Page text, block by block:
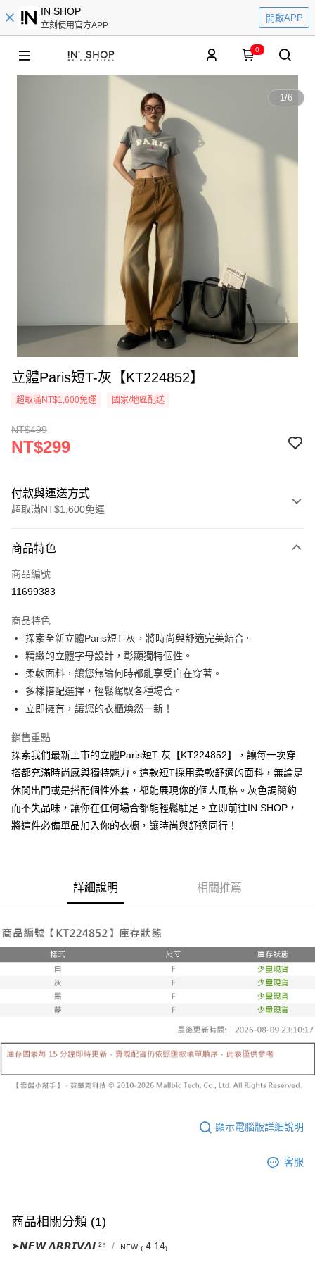
IN SHOP
立刻使用官方APP
開啟APP
0
1/6
立體Paris短T-灰【KT224852】
超取滿NT$1,600免運 國家/地區配送
NT$499
NT$299
付款與運送方式
超取滿NT$1,600免運
信用卡一次付款
超商取貨付款
Apple Pay
街口支付
Google Pay
大哥付你分期
相關說明
1.本服務由台灣大哥大提供，台灣大哥大用戶可立即使用無須另外申請。
2.付款方式選擇「大哥付你分期」，訂單成立後會自動跳轉到大哥付的交易
流程，驗證手機門號後，選擇欲分期的期數、繳款截止日，確認付款後即完
成交易。
3.實際核准額度、可分期數及費用金額請依後續交易確認頁面所載為準。
4.訂單成立30分鐘內，如未前往確認交易或遇審核未通過，訂單將自動取
【注意事項】
1.本服務係由「台灣大哥大股份有限公司」（以下簡稱本公司）所提供，讓
用戶於交易時，得透過本服務購買商品或服務，並由商店將買賣／分期付款
買賣價金債權讓與本公司後，依約使用本公司帳單繳交帳款。
2.基於同意付款使用「大哥付你分期」之契約關係目的，商店將以您的個人
資料（包含姓名、電話或地址）提供予台灣大哥大進項蒐集、處理及利用，
由本公司與您本人進行分期帳單所需資料之確認、核對及更正。
https://oppay.tw/userRule
AFTEE先享後付
相關說明
【關於「AFTEE先享後付」】
AFTEE先享後付是「在收到商品之後才付款」的支付方式。 讓您購物簡單
便利好安心！
１．簡單：不需註冊會員、不需綁卡、不需儲值。
１．於結帳方式選擇「AFTEE先享後付」後，將跳轉至「AFTEE先享後付」
結帳頁面，進行簡訊認證並確認金額後，即可完成結帳。
３．收到繳費通知簡訊後14天內，點擊此簡訊中的連結，可透過四大超商／
※ 請注意：結帳手續完成當下不需立刻繳費，但若您需要取消訂單，請聯絡
購買商品的店家。未經商家同意取消之訂單仍視為有效，需透過AFTEE先享
後付繳納相關費用。
※ 交易是否成功請以「AFTEE先享後付 」之結帳頁面顯示為準，若有關於
是否繳費成功／繳費後需取消欲退款等相關疑問，請聯繫「AFTEE先享後付
【注意事項】
１．透過由恩沛科技股份有限公司提供之「AFTEE先享後付」服務完成之交
權轉讓予恩沛科技股份有限公司。
３．未成年的使用者請事先徵得法定代理人或監護人之同意方可使用
「AFTEE先享後付」，若未經同意申辦者引起之損失，本公司不負相關責
４．使用「AFTEE先享後付」時，將依據個別帳號之用戶狀況，依本公司即
時審查核予不同之上限額度；若仍有額度不足之情形，本公司將視審查結果
付款後全家取貨
已關閉，請勿下單
每筆NT$10,000
已關閉，請勿下單(付取)
每筆NT$10,000
每筆NT$60，滿NT$1,800(含以上)免運費
付款後7-11取貨
商品特色
商品編號
11699383
商品特色
探索全新立體Paris短T-灰，將時尚與舒適完美結合。
精緻的立體字母設計，彰顯獨特個性。
柔軟面料，讓您無論何時都能享受自在穿著。
多樣搭配選擇，輕鬆駕馭各種場合。
立即擁有，讓您的衣櫃煥然一新！
銷售重點
探索我們最新上市的立體Paris短T-灰【KT224852】，讓每一次穿
搭都充滿時尚感與獨特魅力。這款短T採用柔軟舒適的面料，無論是
休閒出門或是搭配個性外套，都能展現你的個人風格。灰色調簡約
而不失品味，讓你在任何場合都能輕鬆駐足。立即前往IN SHOP，
將這件必備單品加入你的衣櫥，讓時尚與舒適同行！
詳細說明 相關推薦
顯示電腦版詳細說明
客服
商品相關分類 (1)
➤𝙉𝙀𝙒 𝘼𝙍𝙍𝙄𝙑𝘼𝙇²⁶ ɴᴇᴡ ₍ 4.14₎